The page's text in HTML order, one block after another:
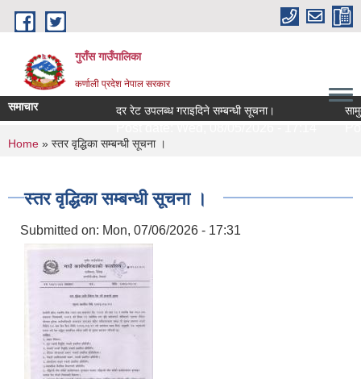
Skip to main content
गुराँस गाउँपालिका
कर्णाली प्रदेश नेपाल सरकार
समाचार दर रेट उपलब्ध गराइदिने सम्बन्धी सूचना।
You are here
Home » स्तर वृद्धिका सम्बन्धी सूचना ।
स्तर वृद्धिका सम्बन्धी सूचना ।
Submitted on: Mon, 07/06/2026 - 17:31